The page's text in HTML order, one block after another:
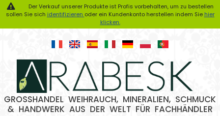
Der Verkauf unserer Produkte ist Profis vorbehalten, um zu bestellen
sollen Sie sich identifizieren oder ein Kundenkonto herstellen indem Sie hier
klicken.
GROSSHANDEL WEIHRAUCH, MINERALIEN, SCHMUCK
& HANDWERK AUS DER WELT FÜR FACHHÄNDLER